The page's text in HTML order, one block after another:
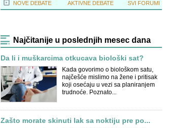
NOVE DEBATE AKTIVNE DEBATE SVI FORUMI
Najčitanije u poslednjih mesec dana
Da li i muškarcima otkucava biološki sat?
Kada govorimo o biološkom satu,
najčešće mislimo na žene i pritisak
koji osećaju u vezi sa planiranjem
trudnoće. Poznato...
Zašto morate skinuti lak sa noktiju pre po...